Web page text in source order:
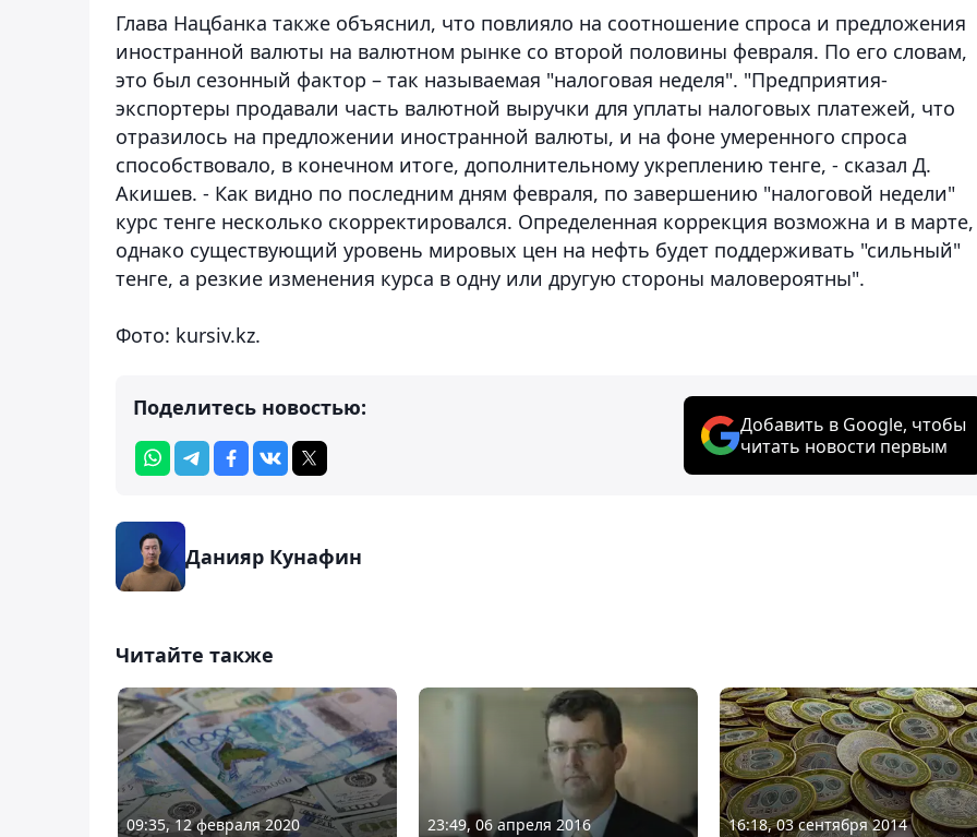
Глава Нацбанка также объяснил, что повлияло на соотношение спроса и предложения
иностранной валюты на валютном рынке со второй половины февраля. По его словам,
это был сезонный фактор – так называемая "налоговая неделя". "Предприятия-
экспортеры продавали часть валютной выручки для уплаты налоговых платежей, что
отразилось на предложении иностранной валюты, и на фоне умеренного спроса
способствовало, в конечном итоге, дополнительному укреплению тенге, - сказал Д.
Акишев. - Как видно по последним дням февраля, по завершению "налоговой недели"
курс тенге несколько скорректировался. Определенная коррекция возможна и в марте,
однако существующий уровень мировых цен на нефть будет поддерживать "сильный"
тенге, а резкие изменения курса в одну или другую стороны маловероятны".
Фото: kursiv.kz.
Поделитесь новостью:
Добавить в Google, чтобы
читать новости первым
Данияр Кунафин
Читайте также
09:35, 12 февраля 2020 23:49, 06 апреля 2016 16:18, 03 сентября 2014